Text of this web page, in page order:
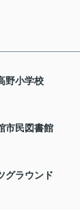
野小学校
市民図書館
グラウンド